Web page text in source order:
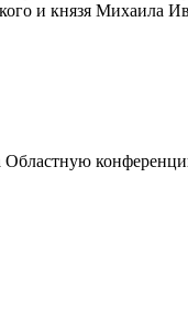
и князя Михаила
Областную